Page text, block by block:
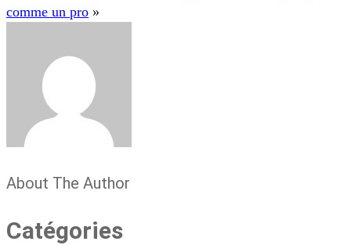
comme un pro »
About The Author
Catégories